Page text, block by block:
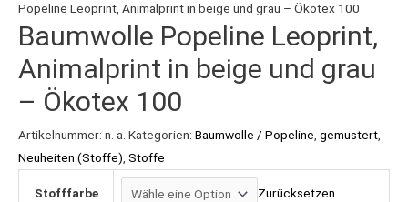
Popeline Leoprint, Animalprint in beige und grau – Ökotex 100
Baumwolle Popeline Leoprint,
Animalprint in beige und grau
– Ökotex 100
Artikelnummer: n. a. Kategorien: Baumwolle / Popeline, gemustert,
Neuheiten (Stoffe), Stoffe
Stofffarbe Zurücksetzen
Menge